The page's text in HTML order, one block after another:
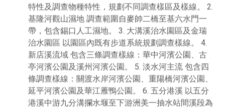
特性及調查物種特性，規劃不同調查樣區及樣線。 2.
基隆河觀山濕地 調查範圍自麥帥二橋至基六水門一
帶，包含錫口人工濕地。 3. 大溝溪治水園區及金瑞
治水園區 以園區內既有步道系統規劃調查樣線。 4.
新店溪流域 包含三條調查樣線：華中河濱公園、古
亭河濱公園及溪州河濱公園。 5. 淡水河主流 包含四
條調查樣線：關渡水岸河濱公園、重陽橋河濱公園、
延平河濱公園及華江雁鴨公園。 6. 五分港溪 以五分
港溪中游九分溝攔水堰至下游洲美一抽水站間溪段為